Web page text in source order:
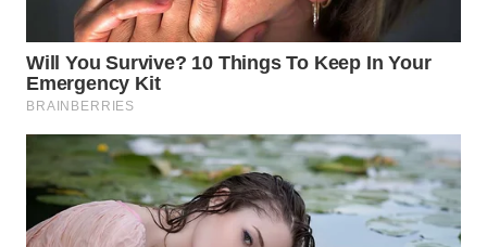
WN
INDRAMAYU
KUNINGAN
WN
MAJALENGKA